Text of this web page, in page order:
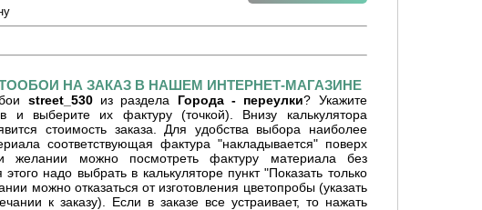
НА ЗАКАЗ В НАШЕМ ИНТЕРНЕТ-МАГАЗИНЕ
street_530из раздела Города - переулки? Укажите
и выберите их фактуру (точкой). Внизу калькулятора
стоимость заказа. Для удобства выбора наиболее
соответствующая фактура "накладывается" поверх
желании можно посмотреть фактуру материала без
надо выбрать в калькуляторе пункт "Показать только
можно отказаться от изготовления цветопробы (указать
к заказу). Если в заказе все устраивает, то нажать